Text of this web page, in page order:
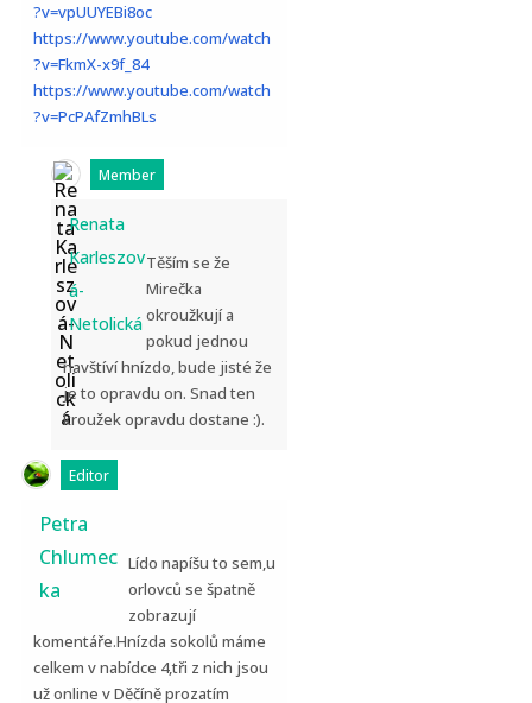
?v=vpUUYEBi8oc
https://www.youtube.com/watch
?v=FkmX-x9f_84
https://www.youtube.com/watch
?v=PcPAfZmhBLs
Member
Renata
Karleszov
á-
Netolická
Těším se že
Mirečka
okroužkují a
pokud jednou
navštíví hnízdo, bude jisté že
je to opravdu on. Snad ten
kroužek opravdu dostane :).
Editor
Petra
Chlumec
ka
Lído napíšu to sem,u
orlovců se špatně
zobrazují
komentáře.Hnízda sokolů máme
celkem v nabídce 4,tři z nich jsou
už online v Děčíně prozatím